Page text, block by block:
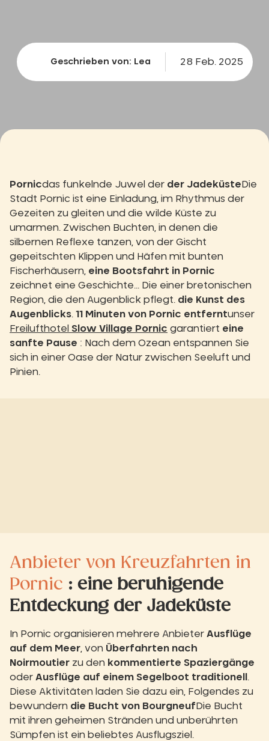
Geschrieben von: Lea 28 Feb. 2025
Pornicdas funkelnde Juwel der der Jadeküste Die
Stadt Pornic ist eine Einladung, im Rhythmus der
Gezeiten zu gleiten und die wilde Küste zu
umarmen. Zwischen Buchten, in denen die
silbernen Reflexe tanzen, von der Gischt
gepeitschten Klippen und Häfen mit bunten
Fischerhäusern, eine Bootsfahrt in Pornic
zeichnet eine Geschichte... Die einer bretonischen
Region, die den Augenblick pflegt. die Kunst des
Augenblicks. 11 Minuten von Pornic entferntunser
Freilufthotel Slow Village Pornic garantiert eine
sanfte Pause : Nach dem Ozean entspannen Sie
sich in einer Oase der Natur zwischen Seeluft und
Pinien.
Anbieter von Kreuzfahrten in
Pornic : eine beruhigende
Entdeckung der Jadeküste
In Pornic organisieren mehrere Anbieter Ausflüge
auf dem Meer , von Überfahrten nach
Noirmoutier zu den kommentierte Spaziergänge
oder Ausflüge auf einem Segelboot traditionell .
Diese Aktivitäten laden Sie dazu ein, Folgendes zu
bewundern die Bucht von Bourgneuf Die Bucht
mit ihren geheimen Stränden und unberührten
Sümpfen ist ein beliebtes Ausflugsziel.